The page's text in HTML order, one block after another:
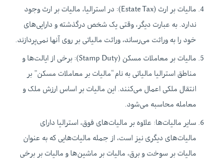
مالیات بر ارث (Estate Tax): در استرالیا، مالیات بر ارث وجود
ندارد. به عبارت دیگر، وقتی یک شخص درگذشته و دارایی‌های
خود را به وراثت می‌رساند، وراثت مالیاتی بر روی آنها نمی‌پردازند.
مالیات بر معاملات مسکن (Stamp Duty): برخی از ایالت‌ها و
مناطق استرالیا مالیاتی به نام “مالیات بر معاملات مسکن” بر
انتقال ملکی اعمال می‌کنند. این مالیات بر اساس ارزش ملک و
معامله محاسبه می‌شود.
سایر مالیات‌ها: علاوه بر مالیات‌های فوق، استرالیا دارای
مالیات‌های دیگری نیز است، از جمله مالیات‌هایی که به عنوان
مالیات بر سوخت و برق، مالیات بر ماشین‌ها و مالیات بر برخی